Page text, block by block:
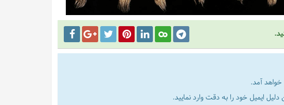
خواهد آمد.
ایمیل خود را به دقت وارد نمایید.